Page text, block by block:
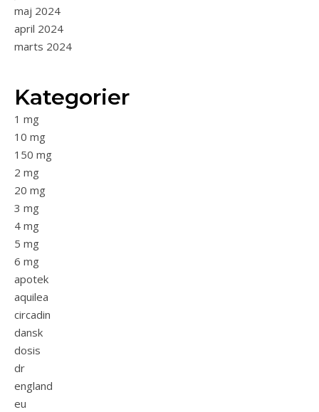
maj 2024
april 2024
marts 2024
Kategorier
1 mg
10 mg
150 mg
2 mg
20 mg
3 mg
4 mg
5 mg
6 mg
apotek
aquilea
circadin
dansk
dosis
dr
england
eu